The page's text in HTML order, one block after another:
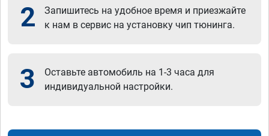
2
Запишитесь на удобное время и приезжайте
к нам в сервис на установку чип тюнинга.
3
Оставьте автомобиль на 1-3 часа для
индивидуальной настройки.